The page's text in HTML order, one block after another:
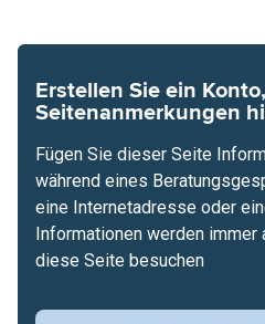
Erstellen Sie ein
Seitenanmerkungen
Fügen Sie dieser Seite
während eines
eine Internetadresse oder
Informationen werden immer
diese Seite besuchen